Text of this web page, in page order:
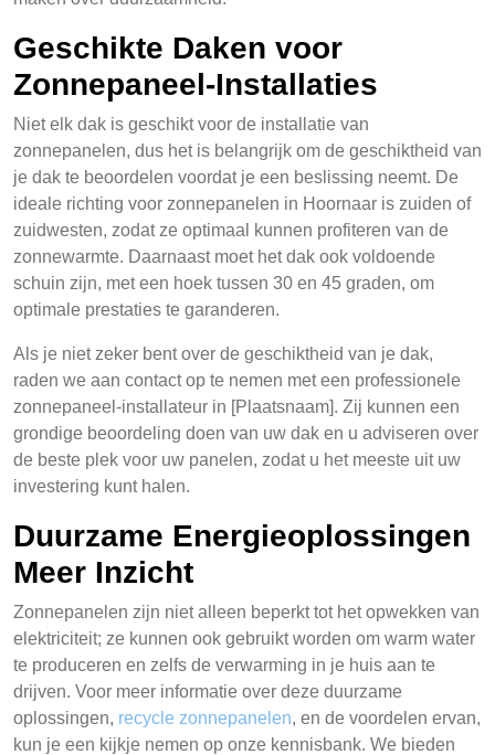
Geschikte Daken voor
Zonnepaneel-Installaties
Niet elk dak is geschikt voor de installatie van
zonnepanelen, dus het is belangrijk om de geschiktheid van
je dak te beoordelen voordat je een beslissing neemt. De
ideale richting voor zonnepanelen in Hoornaar is zuiden of
zuidwesten, zodat ze optimaal kunnen profiteren van de
zonnewarmte. Daarnaast moet het dak ook voldoende
schuin zijn, met een hoek tussen 30 en 45 graden, om
optimale prestaties te garanderen.
Als je niet zeker bent over de geschiktheid van je dak,
raden we aan contact op te nemen met een professionele
zonnepaneel-installateur in [Plaatsnaam]. Zij kunnen een
grondige beoordeling doen van uw dak en u adviseren over
de beste plek voor uw panelen, zodat u het meeste uit uw
investering kunt halen.
Duurzame Energieoplossingen
Meer Inzicht
Zonnepanelen zijn niet alleen beperkt tot het opwekken van
elektriciteit; ze kunnen ook gebruikt worden om warm water
te produceren en zelfs de verwarming in je huis aan te
drijven. Voor meer informatie over deze duurzame
oplossingen, recycle zonnepanelen, en de voordelen ervan,
kun je een kijkje nemen op onze kennisbank. We bieden